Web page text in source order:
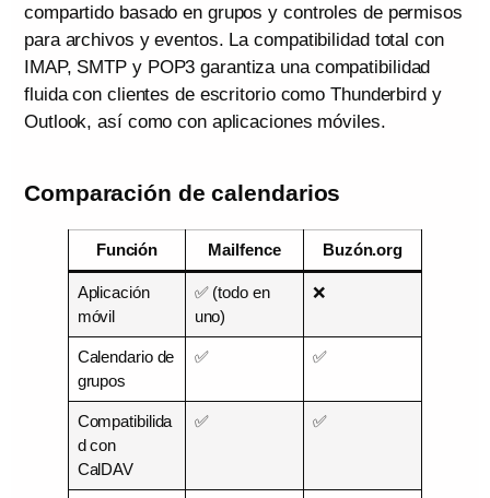
compartido basado en grupos y controles de permisos
para archivos y eventos. La compatibilidad total con
IMAP, SMTP y POP3 garantiza una compatibilidad
fluida con clientes de escritorio como Thunderbird y
Outlook, así como con aplicaciones móviles.
Comparación de calendarios
Función Mailfence Buzón.org
Aplicación
móvil
✅ (todo en
uno)
❌
Calendario de
grupos
✅ ✅
Compatibilida
d con
CalDAV
✅ ✅